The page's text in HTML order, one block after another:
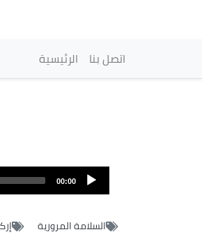
Navigation
الرئيسية اتصل بنا
00:00
السلامة المرورية